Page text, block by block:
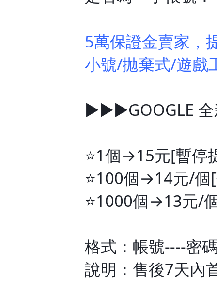
5萬保證金賣家，
小號/拋棄式/遊戲
►►►GOOGLE 全
⭐️1個→15元[暫停
⭐️100個→14元/個
⭐️1000個→13元/
格式：帳號----密
說明：售後7天內